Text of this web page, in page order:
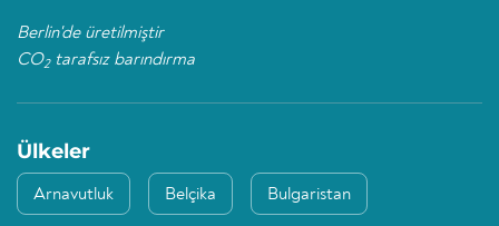
Berlin'de üretilmiştir
CO2tarafsız barındırma
Ülkeler
Arnavutluk Belçika Bulgaristan